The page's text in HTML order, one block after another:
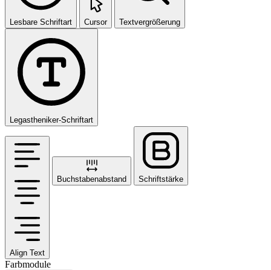
Lesbare Schriftart Cursor Textvergrößerung
Legastheniker-Schriftart
Align Text
Buchstabenabstand Schriftstärke
Farbmodule